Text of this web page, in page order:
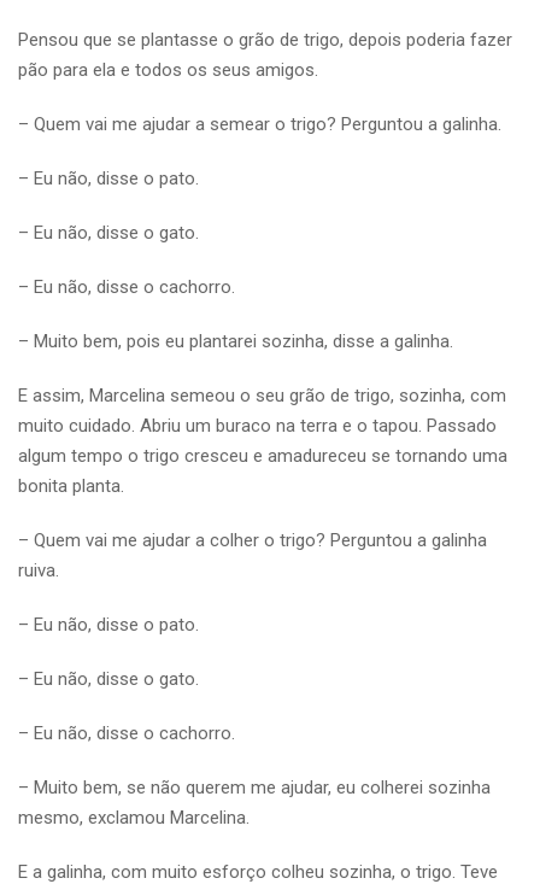
Pensou que se plantasse o grão de trigo, depois poderia fazer
pão para ela e todos os seus amigos.
– Quem vai me ajudar a semear o trigo? Perguntou a galinha.
– Eu não, disse o pato.
– Eu não, disse o gato.
– Eu não, disse o cachorro.
– Muito bem, pois eu plantarei sozinha, disse a galinha.
E assim, Marcelina semeou o seu grão de trigo, sozinha, com
muito cuidado. Abriu um buraco na terra e o tapou. Passado
algum tempo o trigo cresceu e amadureceu se tornando uma
bonita planta.
– Quem vai me ajudar a colher o trigo? Perguntou a galinha
ruiva.
– Eu não, disse o pato.
– Eu não, disse o gato.
– Eu não, disse o cachorro.
– Muito bem, se não querem me ajudar, eu colherei sozinha
mesmo, exclamou Marcelina.
E a galinha, com muito esforço colheu sozinha, o trigo. Teve